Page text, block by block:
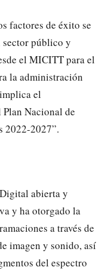
factores de éxito se
público y
el MICITT para el
la administración
el
Nacional de
2022-2027”.
abierta y
y ha otorgado la
a través de
imagen y sonido, así
del espectro